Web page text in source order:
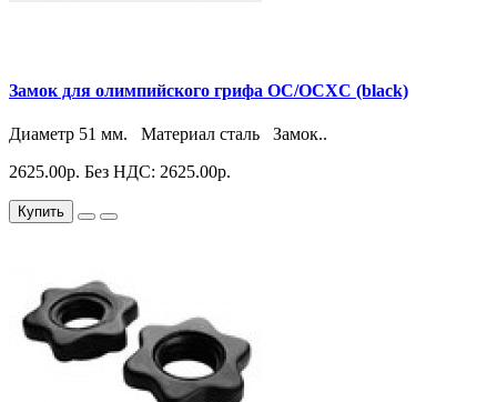
Замок для олимпийского грифа OC/OCXC (black)
Диаметр 51 мм. Материал сталь Замок..
2625.00р. Без НДС: 2625.00р.
Купить